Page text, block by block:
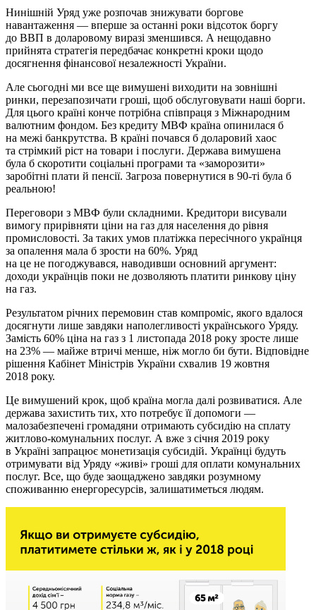
Нинішній Уряд уже розпочав знижувати боргове
навантаження — вперше за останні роки відсоток боргу
до ВВП в доларовому виразі зменшився. А нещодавно
прийнята стратегія передбачає конкретні кроки щодо
досягнення фінансової незалежності України.
Але сьогодні ми все ще вимушені виходити на зовнішні
ринки, перезапозичати гроші, щоб обслуговувати наші борги.
Для цього країні конче потрібна співпраця з Міжнародним
валютним фондом. Без кредиту МВФ країна опинилася б
на межі банкрутства. В країні почався б доларовий хаос
та стрімкий ріст на товари і послуги. Держава вимушена
була б скоротити соціальні програми та «заморозити»
заробітні плати й пенсії. Загроза повернутися в 90-ті була б
реальною!
Переговори з МВФ були складними. Кредитори висували
вимогу прирівняти ціни на газ для населення до рівня
промисловості. За таких умов платіжка пересічного українця
за опалення мала б зрости на 60%. Уряд
на це не погоджувався, наводивши основний аргумент:
доходи українців поки не дозволяють платити ринкову ціну
на газ.
Результатом річних перемовин став компроміс, якого вдалося
досягнути лише завдяки наполегливості українського Уряду.
Замість 60% ціна на газ з 1 листопада 2018 року зросте лише
на 23% — майже втричі менше, ніж могло би бути. Відповідне
рішення Кабінет Міністрів України схвалив 19 жовтня
2018 року.
Це вимушений крок, щоб країна могла далі розвиватися. Але
держава захистить тих, хто потребує її допомоги —
малозабезпечені громадяни отримають субсидію на сплату
житлово-комунальних послуг. А вже з січня 2019 року
в Україні запрацює монетизація субсидій. Українці будуть
отримувати від Уряду «живі» гроші для оплати комунальних
послуг. Все, що буде заощаджено завдяки розумному
споживанню енергоресурсів, залишатиметься людям.